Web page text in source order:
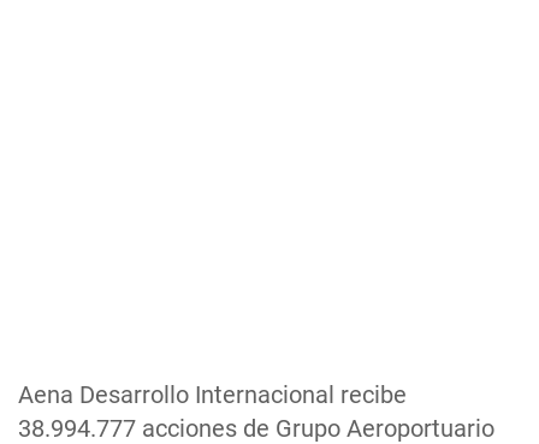
Aena Desarrollo Internacional recibe
38.994.777 acciones de Grupo Aeroportuario